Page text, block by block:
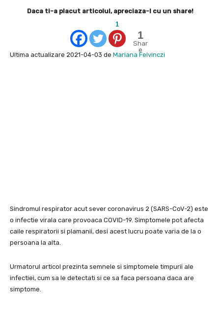
Daca ti-a placut articolul, apreciaza-l cu un share!
1
1
Shar
e
Ultima actualizare 2021-04-03 de Mariana Felvinczi
Sindromul respirator acut sever coronavirus 2 (SARS-CoV-2) este
o infectie virala care provoaca COVID-19. Simptomele pot afecta
caile respiratorii si plamanii, desi acest lucru poate varia de la o
persoana la alta.
Urmatorul articol prezinta semnele si simptomele timpurii ale
infectiei, cum sa le detectati si ce sa faca persoana daca are
simptome.